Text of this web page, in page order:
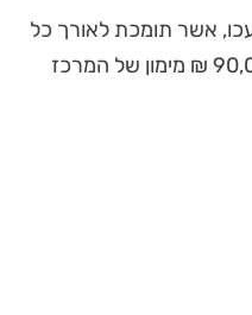
עכו, אשר תומכת לאורך כל
השנים בפסטיבל חשוב זה, 90,000 ₪ מימון של המרכז